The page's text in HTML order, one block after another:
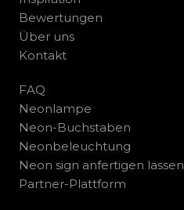
Bewertungen
Über uns
Kontakt
FAQ
Neonlampe
Neon-Buchstaben
Neonbeleuchtung
Neon sign anfertigen lassen
Partner-Plattform